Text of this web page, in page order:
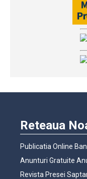
Reteaua
Publicatia Online
Anunturi Gratuite
Revista Presei